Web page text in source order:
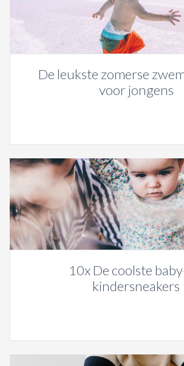
De leukste zomerse
voor jongens
10x De coolste
kindersneakers